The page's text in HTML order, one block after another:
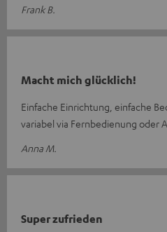
Frank B.
Macht mich glücklich!
Einfache Einrichtung, einfache
variabel via Fernbedienung oder
Anna M.
Super zufrieden